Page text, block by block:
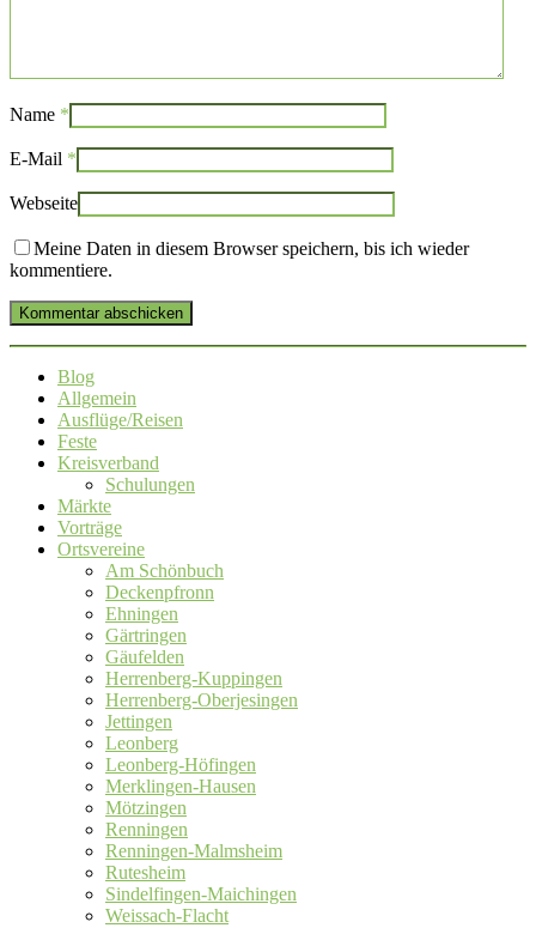
Name *
E-Mail *
Webseite
Meine Daten in diesem Browser speichern, bis ich wieder
kommentiere.
Kommentar abschicken
Blog
Allgemein
Ausflüge/Reisen
Feste
Kreisverband
Schulungen
Märkte
Vorträge
Ortsvereine
Am Schönbuch
Deckenpfronn
Ehningen
Gärtringen
Gäufelden
Herrenberg-Kuppingen
Herrenberg-Oberjesingen
Jettingen
Leonberg
Leonberg-Höfingen
Merklingen-Hausen
Mötzingen
Renningen
Renningen-Malmsheim
Rutesheim
Sindelfingen-Maichingen
Weissach-Flacht